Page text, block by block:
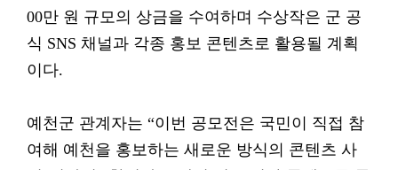
00만 원 규모의 상금을 수여하며 수상작은 군 공
식 SNS 채널과 각종 홍보 콘텐츠로 활용될 계획
이다.
예천군 관계자는 “이번 공모전은 국민이 직접 참
여해 예천을 홍보하는 새로운 방식의 콘텐츠 사